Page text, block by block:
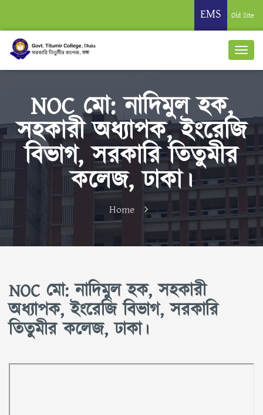
EMS Old Site
NOC মো: নাদিমুল হক,
সহকারী অধ্যাপক, ইংরেজি
বিভাগ, সরকারি তিতুমীর
কলেজ, ঢাকা।
Home
NOC মো: নাদিমুল হক, সহকারী
অধ্যাপক, ইংরেজি বিভাগ, সরকারি
তিতুমীর কলেজ, ঢাকা।